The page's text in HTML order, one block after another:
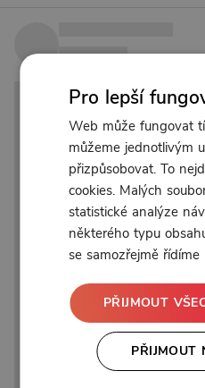
Pro lepší
Web může fungovat
můžeme jednotlivým
přizpůsobovat. To
cookies. Malých
statistické analýze
některého typu
se samozřejmě řídíme
PŘIJMOUT
PŘIJMOUT